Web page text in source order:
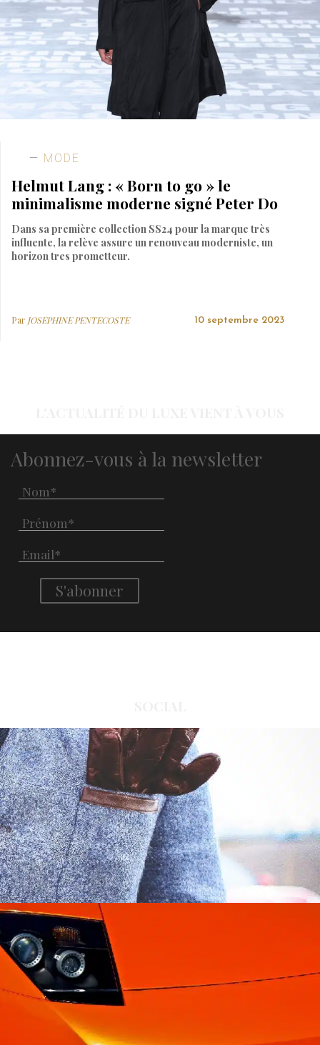
MODE
Helmut Lang : « Born to go » le
minimalisme moderne signé Peter Do
Dans sa première collection SS24 pour la marque très
influente, la relève assure un renouveau moderniste, un
horizon tres prometteur.
Par JOSEPHINE PENTECOSTE 10 septembre 2023
Abonnez-vous à la newsletter